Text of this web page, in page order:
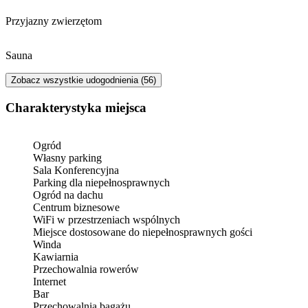
Przyjazny zwierzętom
Sauna
Zobacz wszystkie udogodnienia (56)
Charakterystyka miejsca
Ogród
Własny parking
Sala Konferencyjna
Parking dla niepełnosprawnych
Ogród na dachu
Centrum biznesowe
WiFi w przestrzeniach wspólnych
Miejsce dostosowane do niepełnosprawnych gości
Winda
Kawiarnia
Przechowalnia rowerów
Internet
Bar